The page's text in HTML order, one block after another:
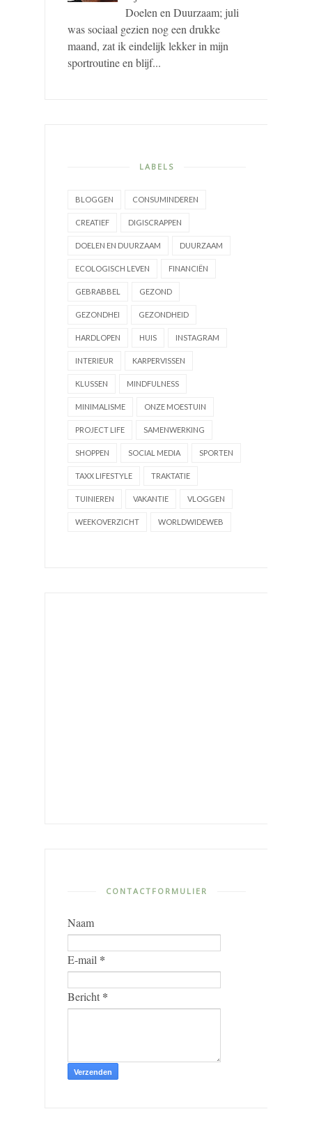
Doelen en Duurzaam; juli
was sociaal gezien nog een drukke
maand, zat ik eindelijk lekker in mijn
sportroutine en blijf...
LABELS
BLOGGEN CONSUMINDEREN
CREATIEF DIGISCRAPPEN
DOELEN EN DUURZAAM DUURZAAM
ECOLOGISCH LEVEN FINANCIËN
GEBRABBEL GEZOND
GEZONDHEI GEZONDHEID
HARDLOPEN HUIS INSTAGRAM
INTERIEUR KARPERVISSEN
KLUSSEN MINDFULNESS
MINIMALISME ONZE MOESTUIN
PROJECT LIFE SAMENWERKING
SHOPPEN SOCIAL MEDIA SPORTEN
TAXX LIFESTYLE TRAKTATIE
TUINIEREN VAKANTIE VLOGGEN
WEEKOVERZICHT WORLDWIDEWEB
CONTACTFORMULIER
Naam
E-mail *
Bericht *